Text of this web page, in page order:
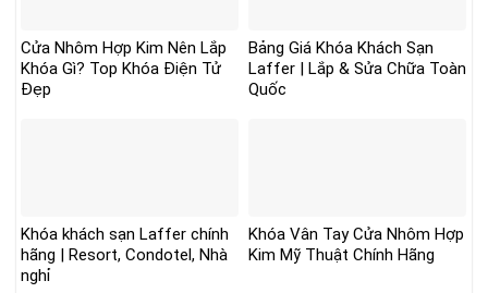
Cửa Nhôm Hợp Kim Nên Lắp
Khóa Gì? Top Khóa Điện Tử
Đẹp
Bảng Giá Khóa Khách Sạn
Laffer | Lắp & Sửa Chữa Toàn
Quốc
Khóa khách sạn Laffer chính
hãng | Resort, Condotel, Nhà
nghỉ
Khóa Vân Tay Cửa Nhôm Hợp
Kim Mỹ Thuật Chính Hãng